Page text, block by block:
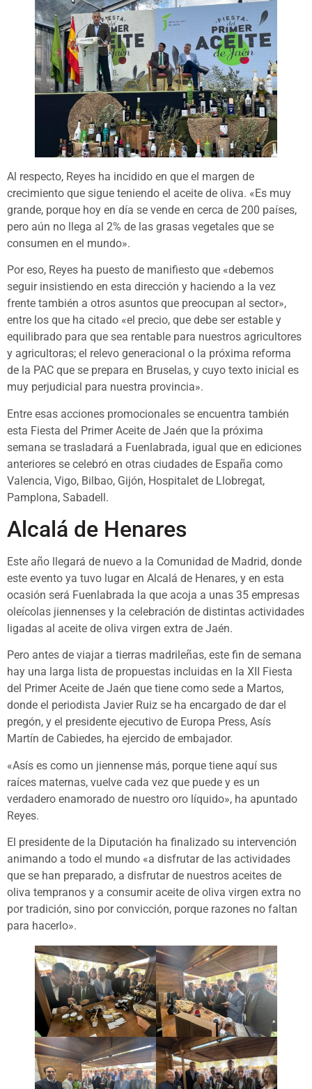
Al respecto, Reyes ha incidido en que el margen de
crecimiento que sigue teniendo el aceite de oliva. «Es muy
grande, porque hoy en día se vende en cerca de 200 países,
pero aún no llega al 2% de las grasas vegetales que se
consumen en el mundo».
Por eso, Reyes ha puesto de manifiesto que «debemos
seguir insistiendo en esta dirección y haciendo a la vez
frente también a otros asuntos que preocupan al sector»,
entre los que ha citado «el precio, que debe ser estable y
equilibrado para que sea rentable para nuestros agricultores
y agricultoras; el relevo generacional o la próxima reforma
de la PAC que se prepara en Bruselas, y cuyo texto inicial es
muy perjudicial para nuestra provincia».
Entre esas acciones promocionales se encuentra también
esta Fiesta del Primer Aceite de Jaén que la próxima
semana se trasladará a Fuenlabrada, igual que en ediciones
anteriores se celebró en otras ciudades de España como
Valencia, Vigo, Bilbao, Gijón, Hospitalet de Llobregat,
Pamplona, Sabadell.
Alcalá de Henares
Este año llegará de nuevo a la Comunidad de Madrid, donde
este evento ya tuvo lugar en Alcalá de Henares, y en esta
ocasión será Fuenlabrada la que acoja a unas 35 empresas
oleícolas jiennenses y la celebración de distintas actividades
ligadas al aceite de oliva virgen extra de Jaén.
Pero antes de viajar a tierras madrileñas, este fin de semana
hay una larga lista de propuestas incluidas en la XII Fiesta
del Primer Aceite de Jaén que tiene como sede a Martos,
donde el periodista Javier Ruiz se ha encargado de dar el
pregón, y el presidente ejecutivo de Europa Press, Asís
Martín de Cabiedes, ha ejercido de embajador.
«Asís es como un jiennense más, porque tiene aquí sus
raíces maternas, vuelve cada vez que puede y es un
verdadero enamorado de nuestro oro líquido», ha apuntado
Reyes.
El presidente de la Diputación ha finalizado su intervención
animando a todo el mundo «a disfrutar de las actividades
que se han preparado, a disfrutar de nuestros aceites de
oliva tempranos y a consumir aceite de oliva virgen extra no
por tradición, sino por convicción, porque razones no faltan
para hacerlo».